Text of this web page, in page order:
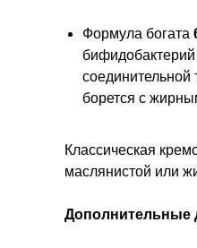
Формула богата
соединительной
борется с
Классическая
маслянистой или
Дополнительные